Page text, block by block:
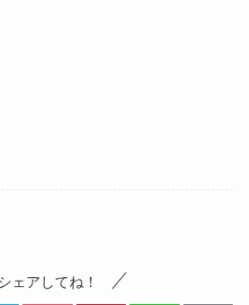
シェアしてね！